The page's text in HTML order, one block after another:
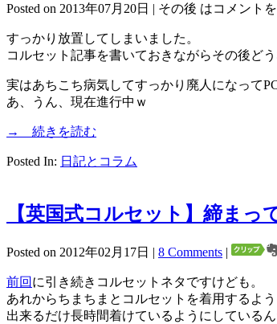
Posted on 2013年07月20日 | その後 はコメント
すっかり放置してしまいました。
コルセット記事を書いておきながらその後ど
実はあちこち病気してすっかり廃人になって
あ、うん、現在進行中ｗ
→ 続きを読む
Posted In: 日記とコラム
【英国式コルセット】締まっ
Posted on 2012年02月17日 | 8 Comments |
前回 に引き続きコルセットネタですけども。
あれからちまちまとコルセットを着用するよう
出来るだけ長時間着けているようにしている